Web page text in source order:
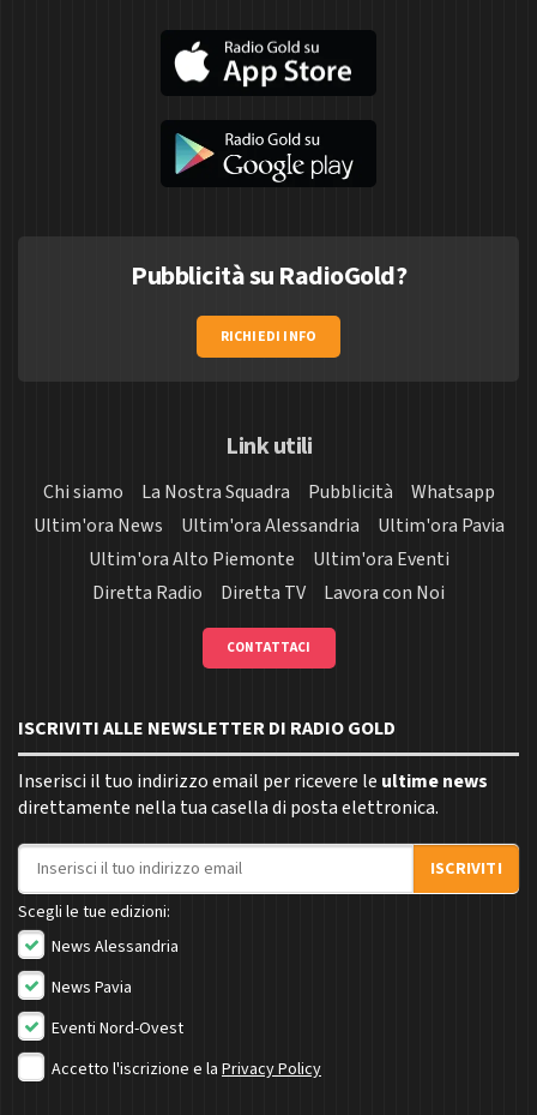
Pubblicità su RadioGold?
RICHIEDI INFO
Link utili
Chi siamo La Nostra Squadra Pubblicità
Whatsapp
Ultim'ora News
Ultim'ora Alessandria
Ultim'ora Pavia
Ultim'ora Alto Piemonte
Ultim'ora Eventi
Diretta Radio
Diretta TV Lavora con Noi
CONTATTACI
ISCRIVITI ALLE NEWSLETTER DI RADIO GOLD
Inserisci il tuo indirizzo email per ricevere le ultime news
direttamente nella tua casella di posta elettronica.
Indirizzo email
ISCRIVITI
Scegli le tue edizioni:
News Alessandria
News Pavia
Eventi Nord-Ovest
Accetto l'iscrizione e la Privacy Policy